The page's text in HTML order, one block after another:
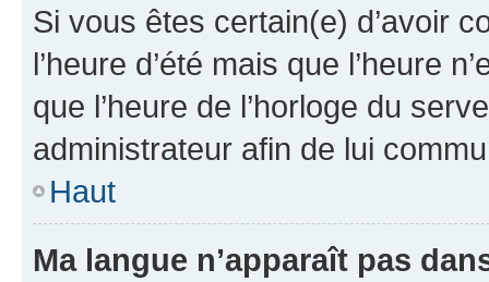
Si vous êtes certain(e) d’avoir
l’heure d’été mais que l’heure
que l’heure de l’horloge du
administrateur afin de lui
Haut
Ma langue n’apparaît pas